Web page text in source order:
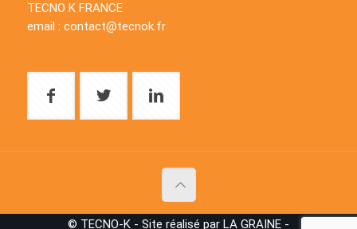
TECNO K FRANCE
email : contact@tecnok.fr
© TECNO-K - Site réalisé par LA GRAINE -